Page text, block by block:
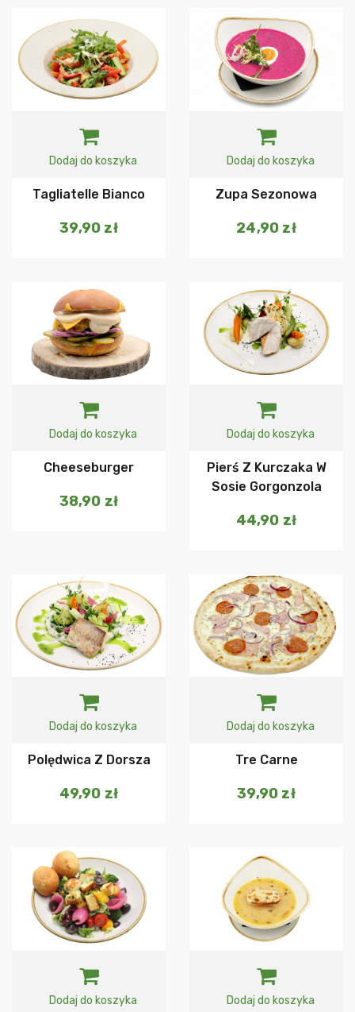
Dodaj do koszyka
Tagliatelle Bianco
39,90 zł
Dodaj do koszyka
Zupa Sezonowa
24,90 zł
Dodaj do koszyka
Cheeseburger
38,90 zł
Dodaj do koszyka
Pierś Z Kurczaka W
Sosie Gorgonzola
44,90 zł
Dodaj do koszyka
Polędwica Z Dorsza
49,90 zł
Dodaj do koszyka
Tre Carne
39,90 zł
Dodaj do koszyka Dodaj do koszyka